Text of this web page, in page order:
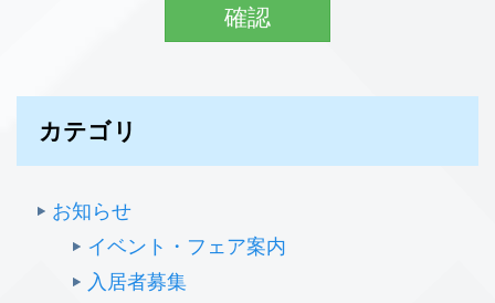
カテゴリ
お知らせ
イベント・フェア案内
入居者募集